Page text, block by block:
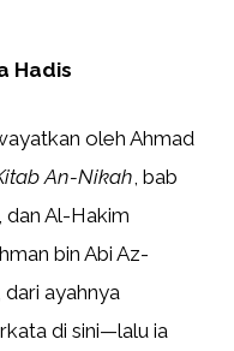
Hadis
oleh Ahmad
An-Nikah, bab
dan Al-Hakim
bin Abi Az-
ayahnya
di sini—lalu ia